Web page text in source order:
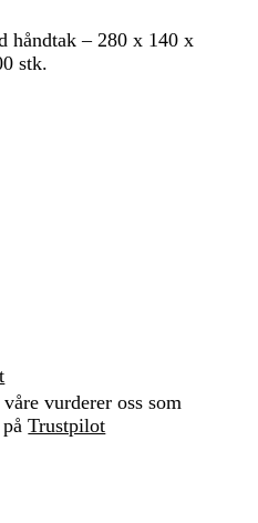
håndtak – 280 x 140 x
stk.
vurderer oss som
påTrustpilot